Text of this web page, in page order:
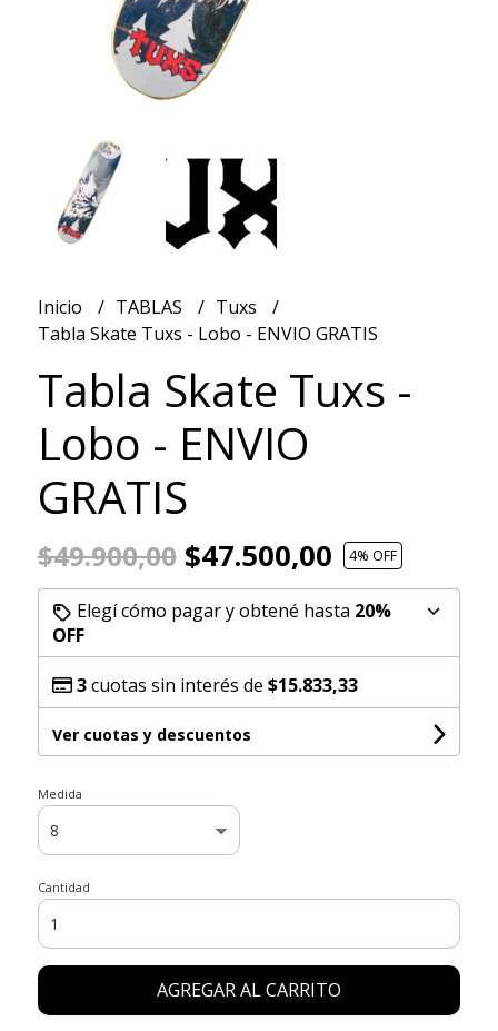
Inicio TABLAS
Tuxs
Tabla Skate Tuxs - Lobo - ENVIO GRATIS
Tabla Skate Tuxs -
Lobo - ENVIO
GRATIS
$49.900,00$47.500,00 4% OFF
Elegí cómo pagar y obtené hasta 20%
OFF
3cuotas sin interés de $15.833,33
Ver cuotas y descuentos
Medida
Cantidad
AGREGAR AL CARRITO